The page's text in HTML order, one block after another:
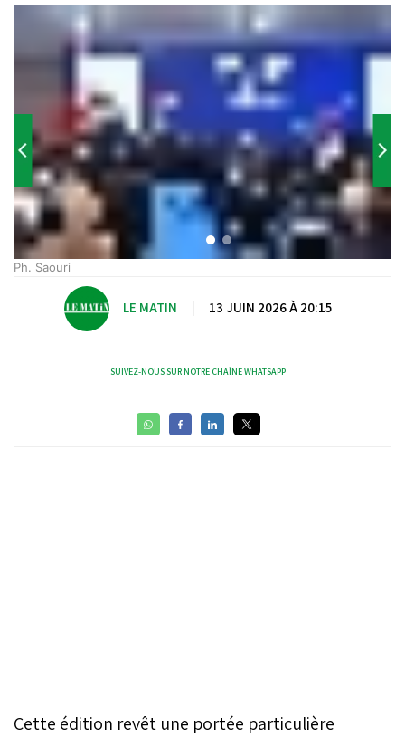
Ph. Saouri
LE MATIN 13 JUIN 2026 À 20:15
SUIVEZ-NOUS SUR NOTRE CHAÎNE WHATSAPP
Cette édition revêt une portée particulière